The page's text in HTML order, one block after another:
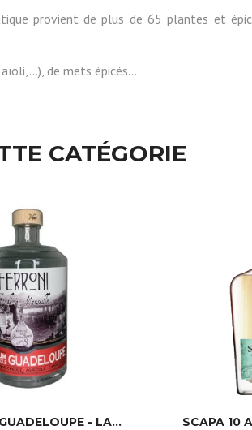
provient de plus de 65 plantes et
aïoli,…), de mets épicés…
CATÉGORIE
- LA... SCAPA 10